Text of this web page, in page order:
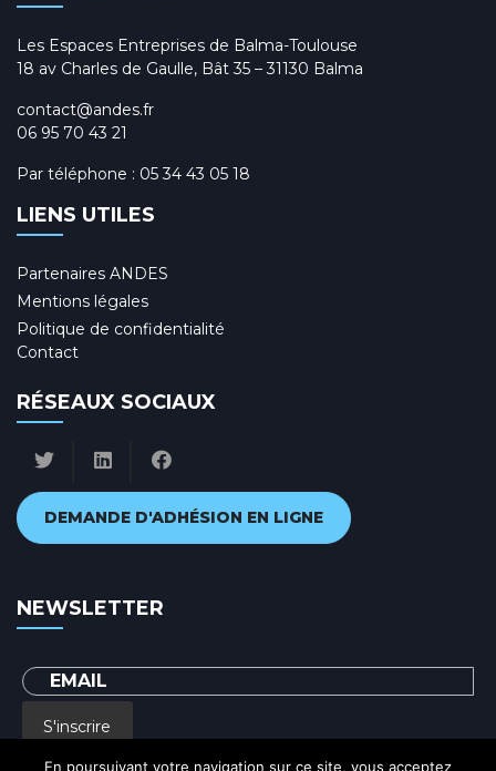
Les Espaces Entreprises de Balma-Toulouse
18 av Charles de Gaulle, Bât 35 – 31130 Balma
contact@andes.fr
06 95 70 43 21
Par téléphone : 05 34 43 05 18
LIENS UTILES
Partenaires ANDES
Mentions légales
Politique de confidentialité
Contact
RÉSEAUX SOCIAUX
DEMANDE D'ADHÉSION EN LIGNE
NEWSLETTER
S'inscrire
En poursuivant votre navigation sur ce site, vous acceptez